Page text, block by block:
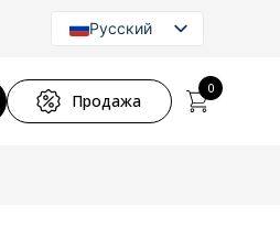
Русский
English
Продажа
0